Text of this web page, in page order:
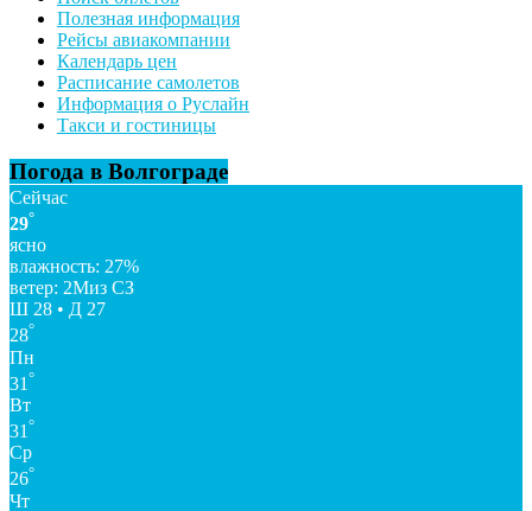
Полезная информация
Рейсы авиакомпании
Календарь цен
Расписание самолетов
Информация о Руслайн
Такси и гостиницы
Погода в Волгограде
Сейчас
29°
ясно
влажность: 27%
ветер: 2Миз СЗ
Ш 28 • Д 27
28°
Пн
31 °
Вт
31 °
Ср
26°
Чт